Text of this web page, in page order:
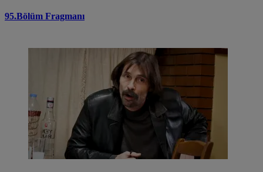
95.Bölüm Fragmanı